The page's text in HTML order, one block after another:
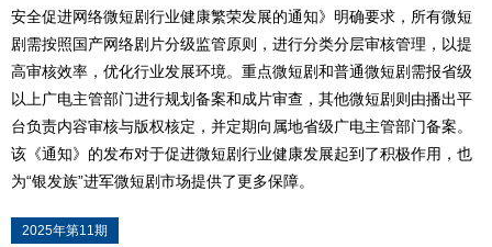
安全促进网络微短剧行业健康繁荣发展的通知》明确要求，所有微短
剧需按照国产网络剧片分级监管原则，进行分类分层审核管理，以提
高审核效率，优化行业发展环境。重点微短剧和普通微短剧需报省级
以上广电主管部门进行规划备案和成片审查，其他微短剧则由播出平
台负责内容审核与版权核定，并定期向属地省级广电主管部门备案。
该《通知》的发布对于促进微短剧行业健康发展起到了积极作用，也
为“银发族”进军微短剧市场提供了更多保障。
2025年第11期